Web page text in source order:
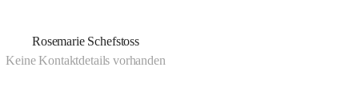
Rosemarie Schefstoss
Keine Kontaktdetails vorhanden